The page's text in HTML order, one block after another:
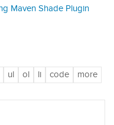
Maven Shade Plugin